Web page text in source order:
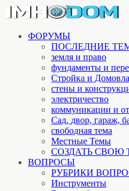
ФОРУМЫ
ПОСЛЕДНИЕ
земля и право
фундаменты и
Стройка и
стены и
электричество
коммуникации и
Cад, двор, гараж,
свободная тема
Местные Темы
СОЗДАТЬ СВОЮ
ВОПРОСЫ
РУБРИКИ
Инструменты